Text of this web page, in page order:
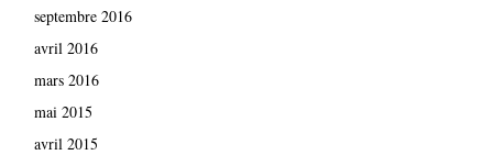
septembre 2016
avril 2016
mars 2016
mai 2015
avril 2015